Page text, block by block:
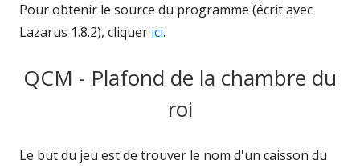
Pour obtenir le source du programme (écrit avec
Lazarus 1.8.2), cliquer ici.
QCM - Plafond de la chambre du
roi
Le but du jeu est de trouver le nom d'un caisson du